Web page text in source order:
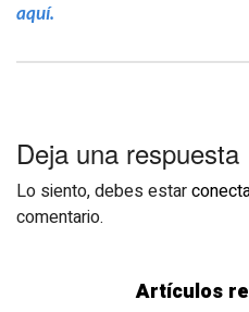
aquí.
Deja una respuesta
Lo siento, debes estar
comentario.
Artículos